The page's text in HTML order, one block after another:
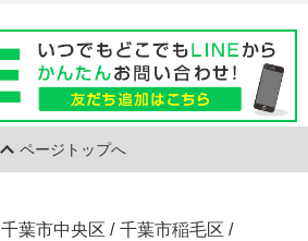
ページトップへ
千葉市中央区 / 千葉市稲毛区 /